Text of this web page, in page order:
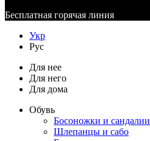
Бесплатная горячая линия
Укр
Рус
Для нее
Для него
Для дома
Обувь
Босоножки и сандалии
Шлепанцы и сабо